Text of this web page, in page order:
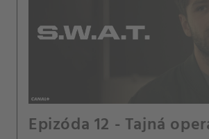
Epizóda 12 - Tajná